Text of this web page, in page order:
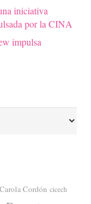
iniciativa
por la CINA
impulsa
Carola Cordón cicech